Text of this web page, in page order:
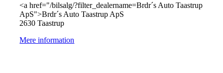
<a href="/bilsalg/?filter_dealername=Brdr´s Auto Taastrup
ApS">Brdr´s Auto Taastrup ApS
2630 Taastrup
Mere information